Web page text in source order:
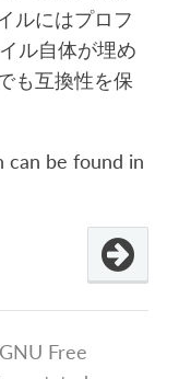
ルにはプロフ
ル自体が埋め
も互換性を保
can be found in
Free